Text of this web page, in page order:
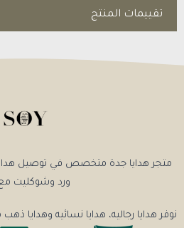
تقييمات المنتج
متجر هدايا جدة متخصص في توصيل
ورد وشوكليت
نوفر هدايا رجاليه، هدايا نسائيه